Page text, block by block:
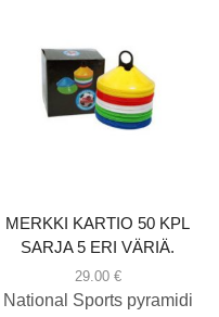
MERKKI KARTIO 50 KPL
SARJA 5 ERI VÄRIÄ.
29.00 €
National Sports pyramidi